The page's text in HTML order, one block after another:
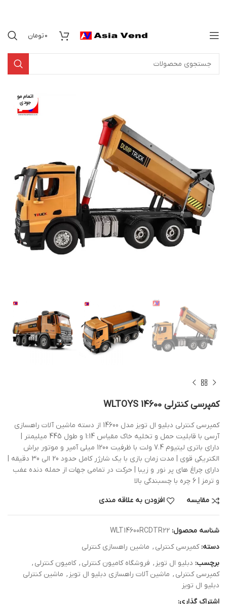
0تومان
اتمام مو
جودی
کمپرسی کنترلی WLTOYS 14600
کمپرسی کنترلی دبلیو ال تویز مدل 14600 از دسته ماشین آلات راهسازی
آرسی با قابلیت حمل و تخلیه خاک مقیاس 1:14 و طول 445 میلیمتر |
دارای باتری لیتیوم 7.4 ولت با ظرفیت 1200 میلی آمپر و موتور براش
الکتریکی قوی | مدت زمان بازی با یک شارژر کامل حدود 20 الی 30 دقیقه |
دارای چراغ های پر نور و زیبا | حرکت در تمامی جهات از حمله دنده عفب
و ترمز | 6 چره با چسبندگی بالا
مقایسه افزودن به علاقه مندی
شناسه محصول: WLT14600RCDTR22
دسته: کمپرسی کنترلی , ماشین راهسازی کنترلی
برچسب: دبلیو ال تویز , فروشگاه کامیون کنترلی , کامیون کنترلی ,
کمپرسی کنترلی , ماشین آلات راهسازی دبلیو ال تویز , ماشین کنترلی
دبلیو ال تویز
اشتراک گذاری: